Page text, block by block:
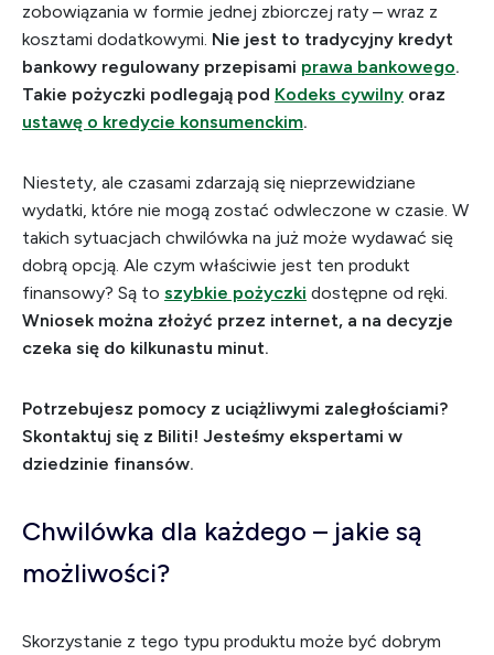
zobowiązania w formie jednej zbiorczej raty – wraz z
kosztami dodatkowymi. Nie jest to tradycyjny kredyt
bankowy regulowany przepisami prawa bankowego.
Takie pożyczki podlegają pod Kodeks cywilny oraz
ustawę o kredycie konsumenckim.
Niestety, ale czasami zdarzają się nieprzewidziane
wydatki, które nie mogą zostać odwleczone w czasie. W
takich sytuacjach chwilówka na już może wydawać się
dobrą opcją. Ale czym właściwie jest ten produkt
finansowy? Są to szybkie pożyczki dostępne od ręki.
Wniosek można złożyć przez internet, a na decyzje
czeka się do kilkunastu minut.
Potrzebujesz pomocy z uciążliwymi zaległościami?
Skontaktuj się z Biliti! Jesteśmy ekspertami w
dziedzinie finansów.
Chwilówka dla każdego – jakie są
możliwości?
Skorzystanie z tego typu produktu może być dobrym